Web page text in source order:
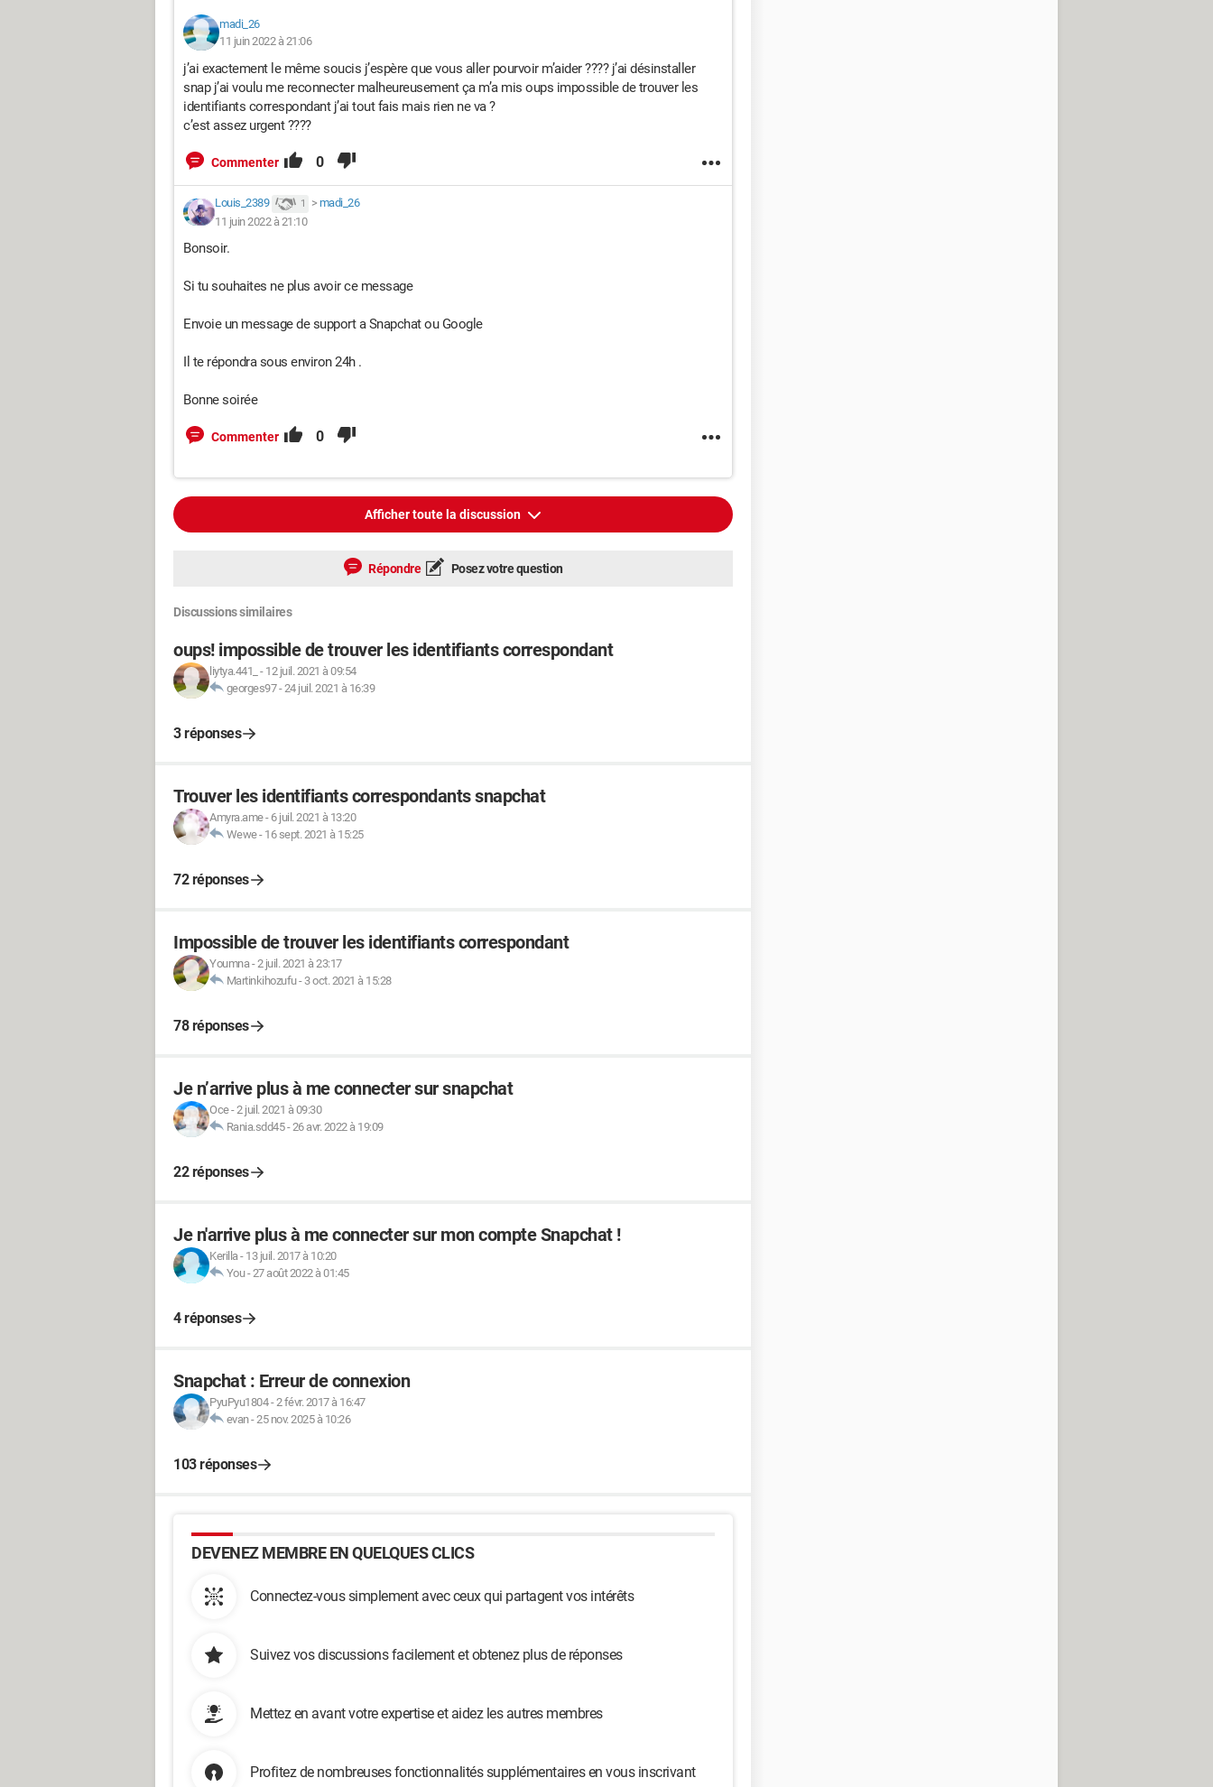
madi_26
11 juin 2022 à 21:06
j’ai exactement le même soucis j’espère que vous aller pourvoir m’aider ???? j’ai désinstaller
snap j’ai voulu me reconnecter malheureusement ça m’a mis oups impossible de trouver les
identifiants correspondant j’ai tout fais mais rien ne va ?
c’est assez urgent ????
Commenter 0
Louis_2389 1 > madi_26
11 juin 2022 à 21:10
Bonsoir.
Si tu souhaites ne plus avoir ce message
Envoie un message de support a Snapchat ou Google
Il te répondra sous environ 24h .
Bonne soirée
Commenter 0
Afficher toute la discussion
Répondre Posez votre question
Discussions similaires
oups! impossible de trouver les identifiants correspondant
liytya.441_ - 12 juil. 2021 à 09:54
georges97-24 juil. 2021 à 16:39
3 réponses
Trouver les identifiants correspondants snapchat
Amyra.ame- 6 juil. 2021 à 13:20
Wewe- 16 sept. 2021 à 15:25
72 réponses
Impossible de trouver les identifiants correspondant
Youmna -2 juil. 2021 à 23:17
Martinkihozufu- 3 oct. 2021 à 15:28
78 réponses
Je n’arrive plus à me connecter sur snapchat
Oce-2 juil. 2021 à 09:30
Rania.sdd45-26 avr. 2022 à 19:09
22 réponses
Je n'arrive plus à me connecter sur mon compte Snapchat !
Kerilla - 13 juil. 2017 à 10:20
You-27 août 2022 à 01:45
4 réponses
Snapchat : Erreur de connexion
PyuPyu1804-2 févr. 2017 à 16:47
evan-25 nov. 2025 à 10:26
103 réponses
DEVENEZ MEMBRE EN QUELQUES CLICS
Connectez-vous simplement avec ceux qui partagent vos intérêts
Suivez vos discussions facilement et obtenez plus de réponses
Mettez en avant votre expertise et aidez les autres membres
Profitez de nombreuses fonctionnalités supplémentaires en vous inscrivant